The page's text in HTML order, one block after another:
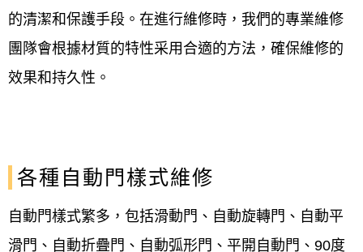
的清潔和保護手段。在進行維修時，我們的專業維修
團隊會根據材質的特性采用合適的方法，確保維修的
效果和持久性。
各種自動門樣式維修
自動門樣式繁多，包括滑動門、自動旋轉門、自動平
滑門、自動折疊門、自動弧形門、平開自動門、90度